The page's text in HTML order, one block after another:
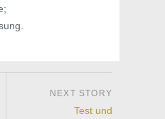
Test und